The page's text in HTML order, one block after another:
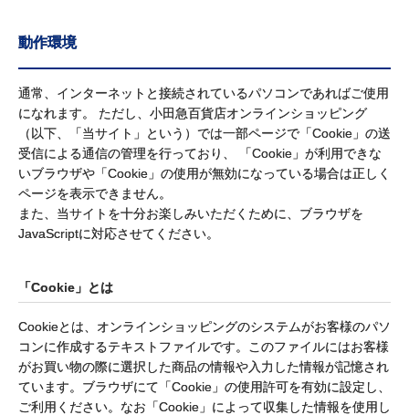
動作環境
通常、インターネットと接続されているパソコンであればご使用
になれます。 ただし、小田急百貨店オンラインショッピング
（以下、「当サイト」という）では一部ページで「Cookie」の送
受信による通信の管理を行っており、 「Cookie」が利用できな
いブラウザや「Cookie」の使用が無効になっている場合は正しく
ページを表示できません。
また、当サイトを十分お楽しみいただくために、ブラウザを
JavaScriptに対応させてください。
「Cookie」とは
Cookieとは、オンラインショッピングのシステムがお客様のパソ
コンに作成するテキストファイルです。このファイルにはお客様
がお買い物の際に選択した商品の情報や入力した情報が記憶され
ています。ブラウザにて「Cookie」の使用許可を有効に設定し、
ご利用ください。なお「Cookie」によって収集した情報を使用し